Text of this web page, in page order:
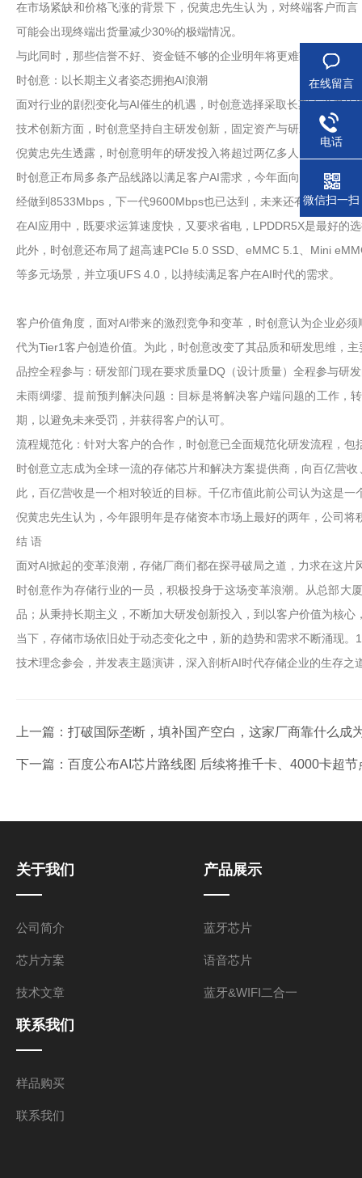
在市场紧缺和价格飞涨的背景下，倪黄忠先生认为，对终端客户而
可能会出现终端出货量减少30%的极端情况。
与此同时，那些信誉不好、资金链不够的企业明年将更难获得资源
时创意：以长期主义者姿态拥抱AI浪潮
面对行业的剧烈变化与AI催生的机遇，时创意选择采取长期主义者的
技术创新方面，时创意坚持自主研发创新，固定资产与研发投入已
倪黄忠先生透露，时创意明年的研发投入将超过两亿多人民币，相
时创意正布局多条产品线路以满足客户AI需求，今年面向AI手机领
经做到8533Mbps，下一代9600Mbps也已达到，未来还有继续上升
在AI应用中，既要求运算速度快，又要求省电，LPDDR5X是最好的
此外，时创意还布局了超高速PCIe 5.0 SSD、eMMC 5.1、Mini
等多元场景，并立项UFS 4.0，以持续满足客户在AI时代的需求。
客户价值角度，面对AI带来的激烈竞争和变革，时创意认为企业必
代为Tier1客户创造价值。为此，时创意改变了其品质和研发思维，
品控全程参与：研发部门现在要求质量DQ（设计质量）全程参与研
未雨绸缪、提前预判解决问题：目标是将解决客户端问题的工作，
期，以避免未来受罚，并获得客户的认可。
流程规范化：针对大客户的合作，时创意已全面规范化研发流程，
时创意立志成为全球一流的存储芯片和解决方案提供商，向百亿营
此，百亿营收是一个相对较近的目标。千亿市值此前公司认为这是
倪黄忠先生认为，今年跟明年是存储资本市场上最好的两年，公司
结 语
面对AI掀起的变革浪潮，存储厂商们都在探寻破局之道，力求在这片
时创意作为存储行业的一员，积极投身于这场变革浪潮。从总部
品；从秉持长期主义，不断加大研发创新投入，到以客户价值为核
当下，存储市场依旧处于动态变化之中，新的趋势和需求不断涌现
技术理念参会，并发表主题演讲，深入剖析AI时代存储企业的生存之
上一篇： 打破国际垄断，填补国产空白，这家厂商靠什么
下一篇： 百度公布AI芯片路线图 后续将推千卡、4000卡超
关于我们
公司简介
芯片方案
技术文章
产品展示
蓝牙芯片
语音芯片
蓝牙&WIFI二合一
联系我们
样品购买
联系我们
在线留言
电话
微信扫一扫